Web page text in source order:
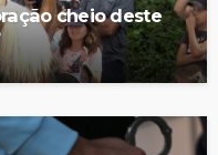
cheio deste